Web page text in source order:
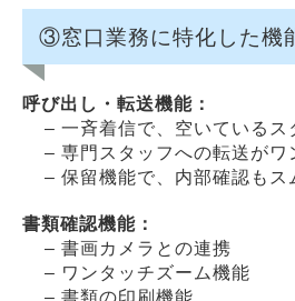
③窓口業務に特化した機
呼び出し・転送機能：
– 一斉着信で、空いているス
– 専門スタッフへの転送がワ
– 保留機能で、内部確認もス
書類確認機能：
– 書画カメラとの連携
– ワンタッチズーム機能